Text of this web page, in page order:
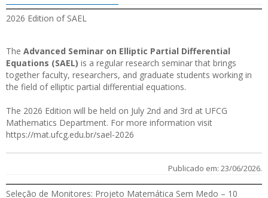
2026 Edition of SAEL
The Advanced Seminar on Elliptic Partial Differential
Equations (SAEL) is a regular research seminar that brings
together faculty, researchers, and graduate students working in
the field of elliptic partial differential equations.
The 2026 Edition will be held on July 2nd and 3rd at UFCG
Mathematics Department. For more information visit
https://mat.ufcg.edu.br/sael-2026
Publicado em: 23/06/2026.
Seleção de Monitores: Projeto Matemática Sem Medo – 10